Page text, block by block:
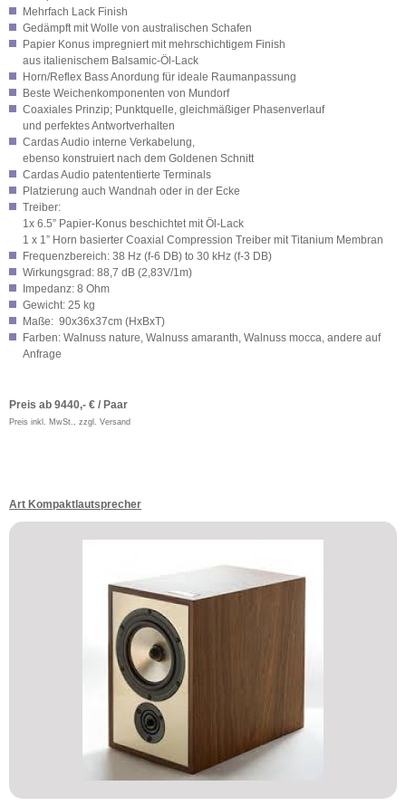
Mehrfach Lack Finish
Gedämpft mit Wolle von australischen Schafen
Papier Konus impregniert mit mehrschichtigem Finish
aus italienischem Balsamic-Öl-Lack
Horn/Reflex Bass Anordung für ideale Raumanpassung
Beste Weichenkomponenten von Mundorf
Coaxiales Prinzip; Punktquelle, gleichmäßiger Phasenverlauf
und perfektes Antwortverhalten
Cardas Audio interne Verkabelung,
ebenso konstruiert nach dem Goldenen Schnitt
Cardas Audio patententierte Terminals
Platzierung auch Wandnah oder in der Ecke
Treiber:
1x 6.5” Papier-Konus beschichtet mit Öl-Lack
1 x 1” Horn basierter Coaxial Compression Treiber mit Titanium Membran
Frequenzbereich: 38 Hz (f-6 DB) to 30 kHz (f-3 DB)
Wirkungsgrad: 88,7 dB (2,83V/1m)
Impedanz: 8 Ohm
Gewicht: 25 kg
Maße: 90x36x37cm (HxBxT)
Farben: Walnuss nature, Walnuss amaranth, Walnuss mocca, andere auf
Anfrage
Preis ab 9440,- € / Paar
Preis inkl. MwSt., zzgl. Versand
Art Kompaktlautsprecher